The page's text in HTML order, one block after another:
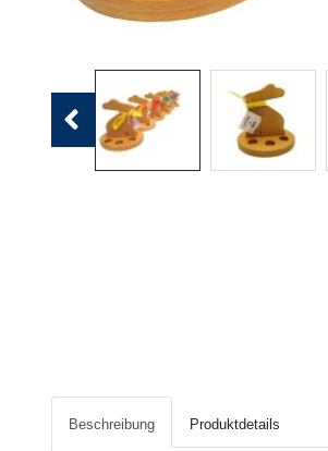
Previous
Beschreibung Produktdetails